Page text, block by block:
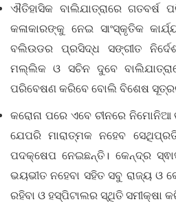
ଐତିହାସିକ ବାଲିଯାତ୍ରାରେ
କଳାକାରଙ୍କୁ ନେଇ ସାଂସ୍କୃତିକ
ବଲିଉଡର ପ୍ରସିଦ୍ଧ ସଙ୍ଗୀତ
ମଲ୍ଲିକ ଓ ସଚିନ ଦୁବେ
ପରିବେଷଣ କରିବେ ବୋଲି ବିଶେଷ
କରୋନା ପରେ ଏବେ ଚୀନରେ
ଯେପରି ମାରାତ୍ମକ ନହେବ
ପଦକ୍ଷେପ ନେଇଛନ୍ତି। କେନ୍ଦ୍ର
ଭୟଭୀତ ନହେବା ସହିତ ସବୁ ରାଜ୍ୟ ଓ
ରହିବା ଓ ହସ୍ପିଟାଲର ସ୍ଥିତି ସମୀକ୍ଷା